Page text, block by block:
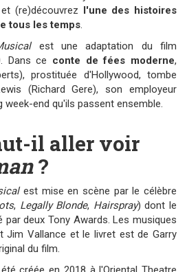
(re)découvrez l'une des histoires
tous les temps.
est une adaptation du film
Dans ce conte de fées moderne,
prostituée d'Hollywood, tombe
(Richard Gere), son employeur
week-end qu'ils passent ensemble.
il aller voir
?
est mise en scène par le célèbre
, Legally Blonde, Hairspray) dont le
deux Tony Awards. Les musiques
Jim Vallance et le livret est de Garry
du film.